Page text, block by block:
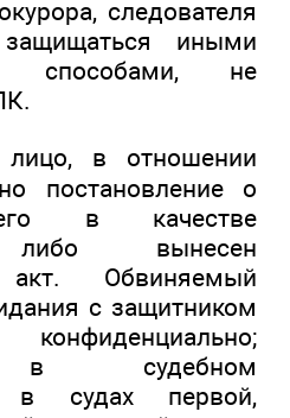
следователя
иными
способами, не
в отношении
постановление о
в качестве
либо вынесен
акт. Обвиняемый
с защитником
в судебном
в судах первой,